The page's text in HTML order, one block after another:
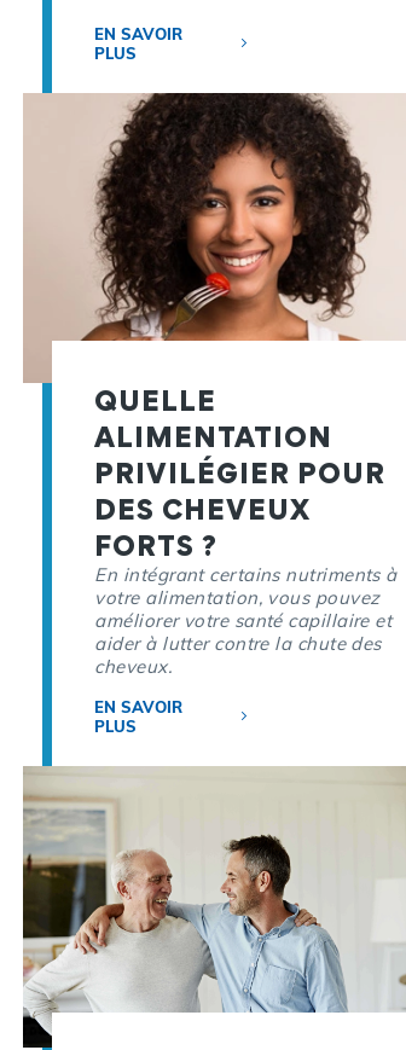
EN SAVOIR
PLUS
QUELLE
ALIMENTATION
PRIVILÉGIER POUR
DES CHEVEUX
FORTS ?
En intégrant certains nutriments à
votre alimentation, vous pouvez
améliorer votre santé capillaire et
aider à lutter contre la chute des
cheveux.
EN SAVOIR
PLUS